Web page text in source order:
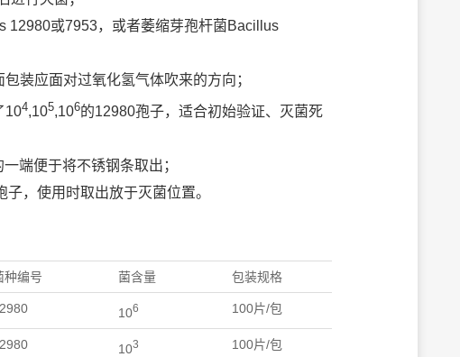
12980或7953，或者萎缩芽孢杆菌Bacillus
装应面对过氧化氢气体吹来的方向；
104,105,106的12980孢子，适合初始验证、灭菌死
端便于将不锈钢条取出；
，使用时取出放于灭菌位置。
种编号 菌含量 包装规格
106 100片/包
103 100片/包